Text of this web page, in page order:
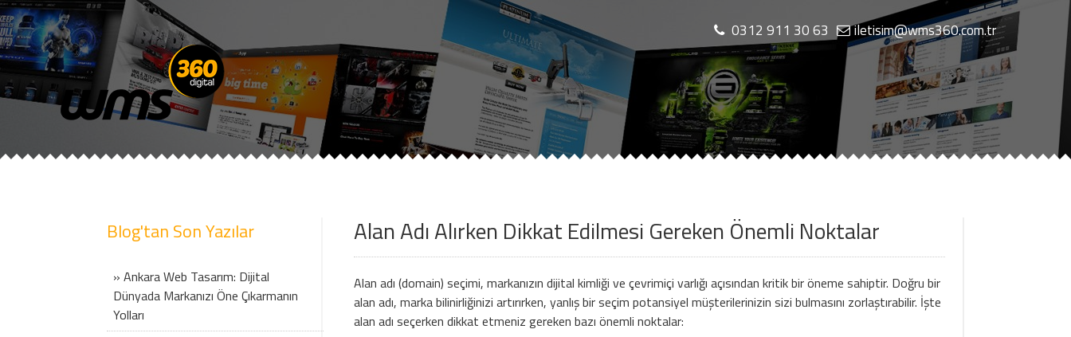
iletisim@wms360.com.tr
0312 911 30 63
Alan Adı Alırken Dikkat Edilmesi Gereken Önemli Noktalar
Alan adı (domain) seçimi, markanızın dijital kimliği ve çevrimiçi varlığı açısından kritik bir öneme sahiptir. Doğru bir
alan adı, marka bilinirliğinizi artırırken, yanlış bir seçim potansiyel müşterilerinizin sizi bulmasını zorlaştırabilir. İşte
alan adı seçerken dikkat etmeniz gereken bazı önemli noktalar:
Blog'tan Son Yazılar
» Ankara Web Tasarım: Dijital
Dünyada Markanızı Öne Çıkarmanın
Yolları
Müşteri Paneli
Giriş Yap
Henüz Hesabınız Yok mu?